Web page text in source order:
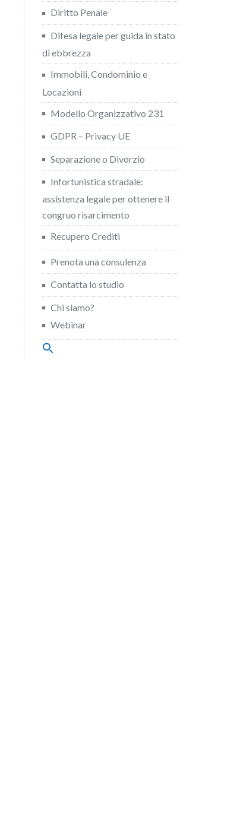
Diritto Penale
Difesa legale per guida in stato
di ebbrezza
Immobili, Condominio e
Locazioni
Modello Organizzativo 231
GDPR – Privacy UE
Separazione o Divorzio
Infortunistica stradale:
assistenza legale per ottenere il
congruo risarcimento
Recupero Crediti
Prenota una consulenza
Contatta lo studio
Chi siamo?
Webinar